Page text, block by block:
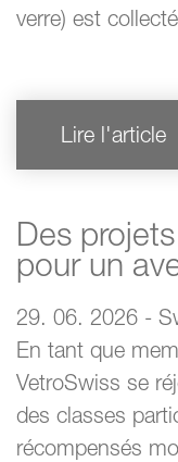
verre) est
Lire l'article
Des
pour un
29. 06. 2026 -
En tant que
VetroSwiss se
des classes
récompensés